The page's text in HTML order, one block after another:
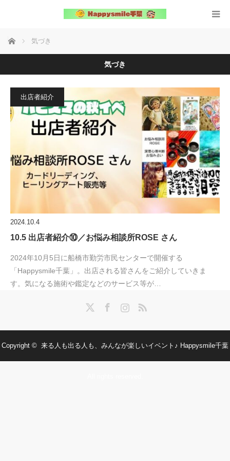
ホーム 気づき
気づき
出店者紹介
2024.10.4
10.5 出店者紹介⑩／お悩み相談所ROSE さん
2024年10月5日に船橋市勤労市民センターで開催する
「Happysmile千葉」。出店される皆さんをご紹介していきま
す。気になる施術や鑑定などのサービス等が…
InstagramRSS
Copyright © 来る人も出る人も、みんなが楽しいイベント♪ Happysmile千葉